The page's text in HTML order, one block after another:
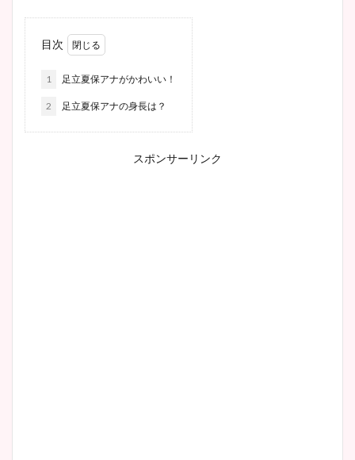
目次
1 足立夏保アナがかわいい！
2 足立夏保アナの身長は？
スポンサーリンク